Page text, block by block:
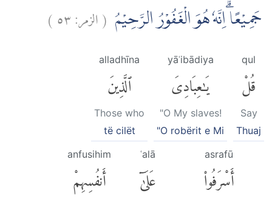
جَمِيْعًا ۗاِنَّهٗ هُوَ الْغَفُوْرُ الرَّحِيْمُ (الزمر:٥٣)
qul
قُلْ
Say
Thuaj
yāʿibādiya
يَٰعِبَادِىَ
"O My slaves!
"O robërit e Mi
alladhīna
ٱلَّذِينَ
Those who
të cilët
asrafū
أَسْرَفُوا۟
ʿalā
عَلَىٰٓ
anfusihim
أَنفُسِهِمْ